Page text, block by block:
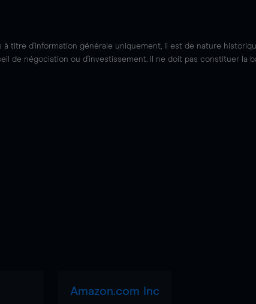
titre d'information générale uniquement, il est de nature
de négociation ou d'investissement. Il ne doit pas constituer la
Amazon.com Inc